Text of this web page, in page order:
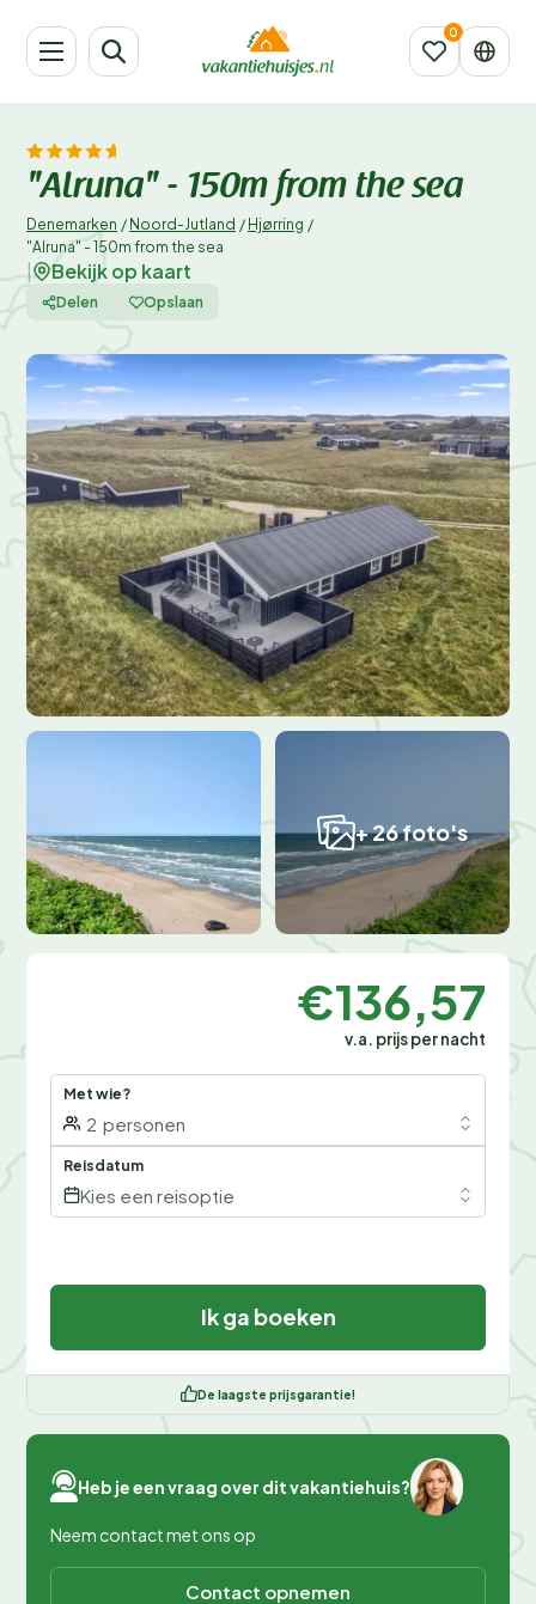
"Alruna" - 150m from the sea
Denemarken / Noord-Jutland / Hjørring /
"Alruna" - 150m from the sea
Bekijk op kaart
Delen Opslaan
+ 26 foto's
€136,57
v.a. prijs per nacht
Met wie?
2 personen
Reisdatum
Kies een reisoptie
Ik ga boeken
De laagste prijsgarantie!
Heb je een vraag over dit vakantiehuis?
Neem contact met ons op
Contact opnemen